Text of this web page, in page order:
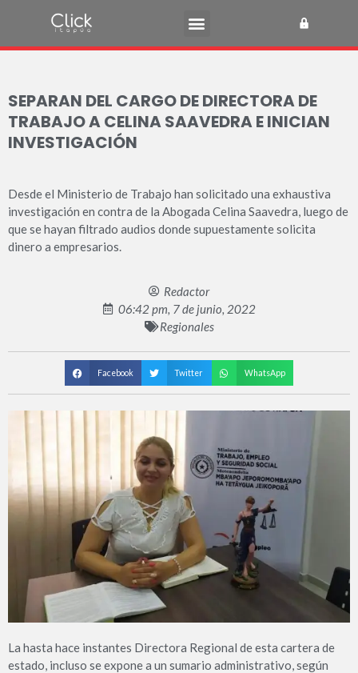
SEPARAN DEL CARGO DE DIRECTORA DE
TRABAJO A CELINA SAAVEDRA E INICIAN
INVESTIGACIÓN
Desde el Ministerio de Trabajo han solicitado una exhaustiva
investigación en contra de la Abogada Celina Saavedra, luego de
que se hayan filtrado audios donde supuestamente solicita
dinero a empresarios.
Redactor
06:42 pm, 7 de junio, 2022
Regionales
Facebook Twitter WhatsApp
La hasta hace instantes Directora Regional de esta cartera de
estado, incluso se expone a un sumario administrativo, según